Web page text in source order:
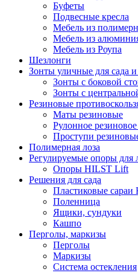
Буфеты
Подвесные кресла
Мебель из
Мебель из
Мебель из Роупа
Шезлонги
Зонты уличные для сада
Зонты с боковой
Зонты с
Резиновые
Маты резиновые
Рулонное
Проступи
Полимерная лоза
Регулируемые опоры для
Опоры HILST Lift
Решения для сада
Пластиковые сараи
Поленница
Ящики, сундуки
Кашпо
Перголы, маркизы
Перголы
Маркизы
Система остекления